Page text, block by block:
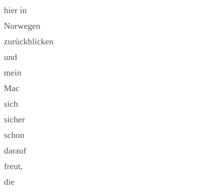
hier in
Norwegen
zurückblicken
und
mein
Mac
sich
sicher
schon
darauf
freut,
die